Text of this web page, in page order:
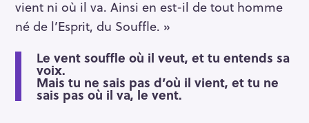
vient ni où il va. Ainsi en est-il de tout homme
né de l’Esprit, du Souffle. »
Le vent souffle où il veut, et tu entends sa
voix.
Mais tu ne sais pas d’où il vient, et tu ne
sais pas où il va, le vent.